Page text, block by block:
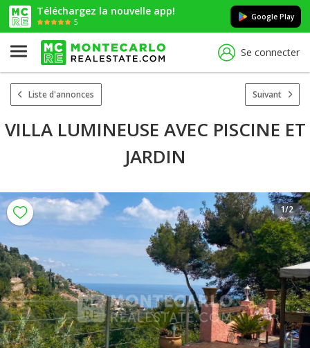
Téléchargez la nouvelle app!
5
Google Play
Se connecter
Liste d'annonces Suivant
VILLA LUMINEUSE AVEC PISCINE ET
JARDIN
1/2